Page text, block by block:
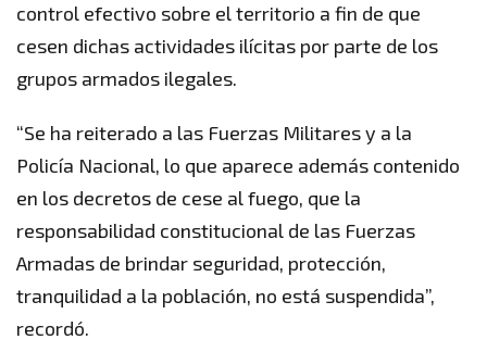
control efectivo sobre el territorio a fin de que
cesen dichas actividades ilícitas por parte de los
grupos armados ilegales.
“Se ha reiterado a las Fuerzas Militares y a la
Policía Nacional, lo que aparece además contenido
en los decretos de cese al fuego, que la
responsabilidad constitucional de las Fuerzas
Armadas de brindar seguridad, protección,
tranquilidad a la población, no está suspendida”,
recordó.